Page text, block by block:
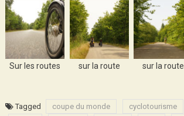
Sur les routes sur la route sur la route
Tagged coupe du monde cyclotourisme